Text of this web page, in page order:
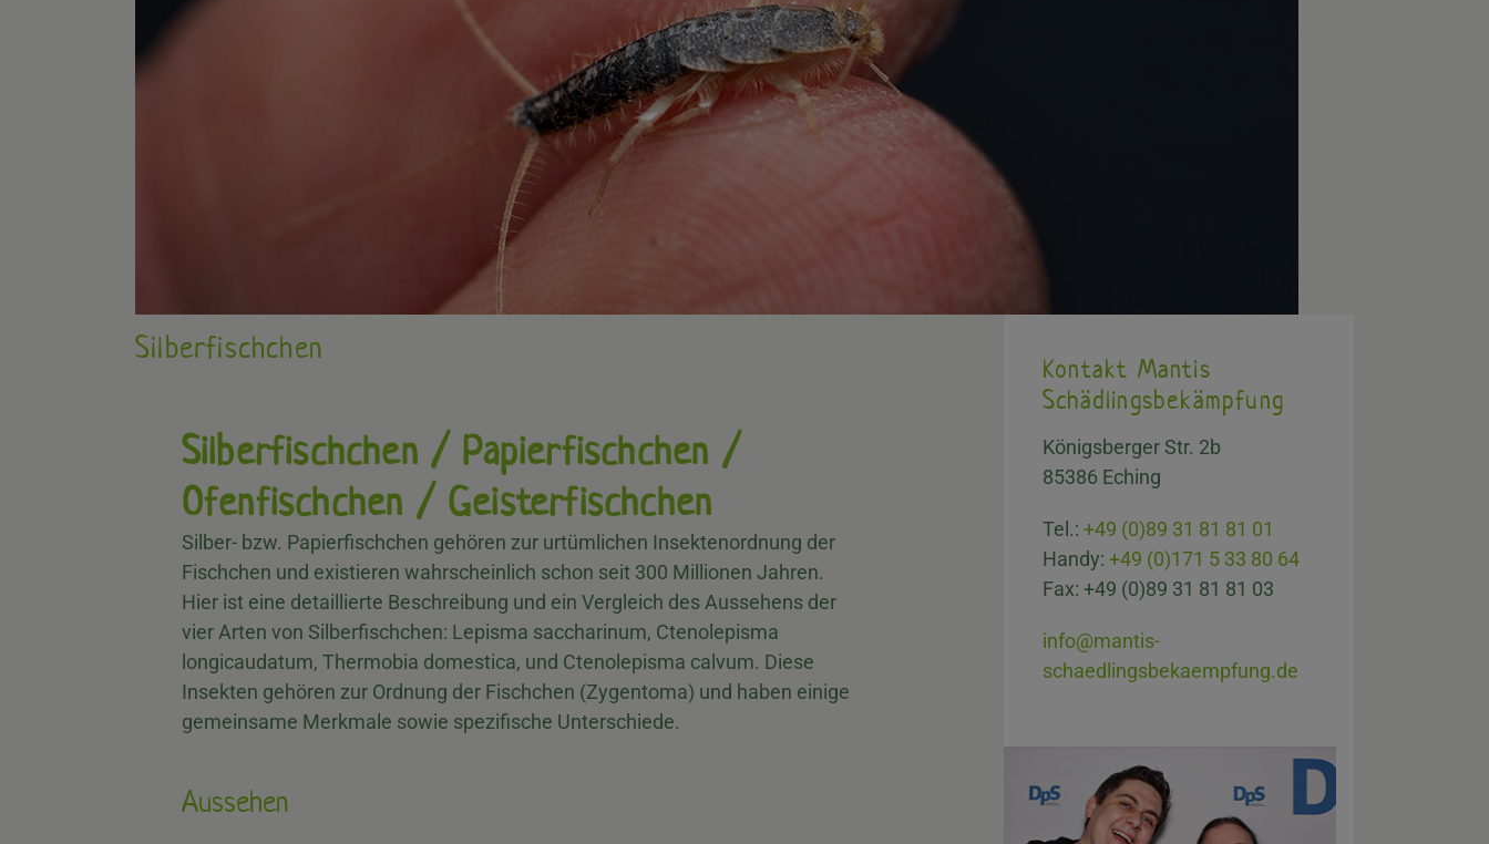
Silberfischchen
Silberfischchen / Papierfischchen /
Ofenfischchen / Geisterfischchen
Silber- bzw. Papierfischchen gehören zur urtümlichen Insektenordnung der
Fischchen und existieren wahrscheinlich schon seit 300 Millionen Jahren.
Hier ist eine detaillierte Beschreibung und ein Vergleich des Aussehens der
vier Arten von Silberfischchen: Lepisma saccharinum, Ctenolepisma
longicaudatum, Thermobia domestica, und Ctenolepisma calvum. Diese
Insekten gehören zur Ordnung der Fischchen (Zygentoma) und haben einige
gemeinsame Merkmale sowie spezifische Unterschiede.
Aussehen
Kontakt Mantis
Schädlingsbekämpfung
Königsberger Str. 2b
85386 Eching
Tel.: +49 (0)89 31 81 81 01
Handy: +49 (0)171 5 33 80 64
Fax: +49 (0)89 31 81 81 03
info@mantis-
schaedlingsbekaempfung.de